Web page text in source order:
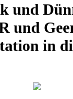
und
und
in